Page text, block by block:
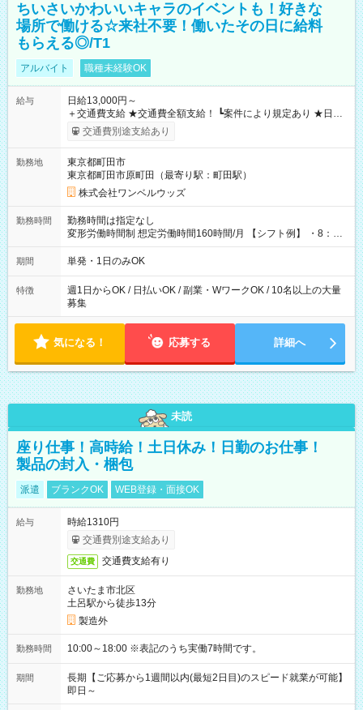
ちいさいかわいいキャラのイベントも！好きな
場所で働ける☆来社不要！働いたその日に給料
もらえる◎/T1
アルバイト 職種未経験OK
給与
日給13,000円～
＋交通費支給 ★交通費全額支給！ ┗案件により規定あり ★日払
いOK！（規定あり） ┗働いたその日に現金GET♪ お仕事後はコ
ンビニATMから 日払い分を引き落とせます！ 【試用期間】試
交通費別途支給あり
勤務地
東京都町田市
東京都町田市原町田（最寄り駅：町田駅）
株式会社ワンベルウッズ
勤務時間
勤務時間は指定なし
変形労働時間制 想定労働時間160時間/月 【シフト例】 ・8：00
～21：00
期間 単発・1日のみOK
特徴
週1日からOK / 日払いOK / 副業・WワークOK / 10名以上の大量
募集
気になる！ 応募する 詳細へ
未読
座り仕事！高時給！土日休み！日勤のお仕事！
製品の封入・梱包
派遣 ブランクOK WEB登録・面接OK
給与
時給1310円
交通費別途支給あり
交通費 交通費支給有り
勤務地
さいたま市北区
土呂駅から徒歩13分
製造外
勤務時間 10:00～18:00 ※表記のうち実働7時間です。
期間
長期【ご応募から1週間以内(最短2日目)のスピード就業が可能】
即日～